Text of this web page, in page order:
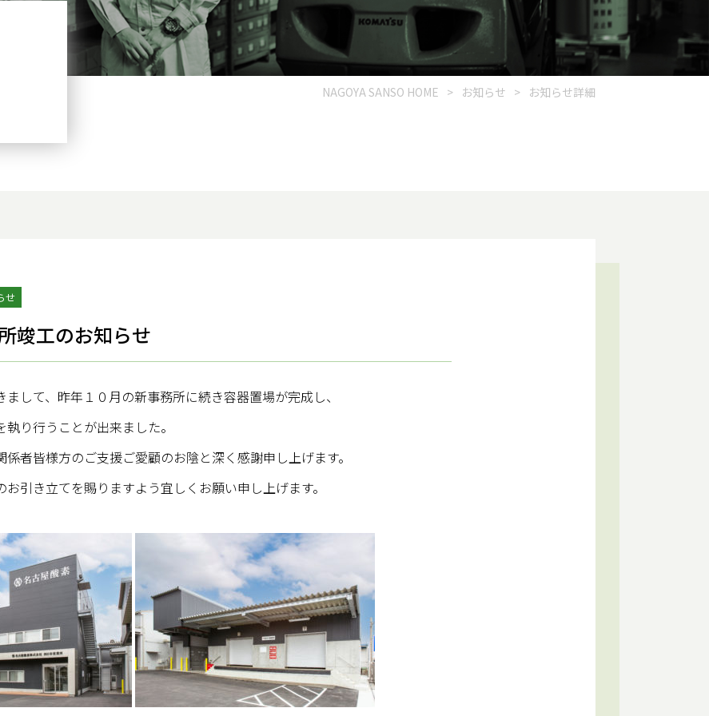
NAGOYA SANSO HOME > お知らせ > お知らせ詳細
せ
竣工のお知らせ
して、昨年１０月の新事務所に続き容器置場が完成し、
り行うことが出来ました。
係者皆様方のご支援ご愛顧のお陰と深く感謝申し上げます。
引き立てを賜りますよう宜しくお願い申し上げます。